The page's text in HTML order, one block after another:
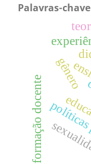
Palavras-chave
gênero
formação docente